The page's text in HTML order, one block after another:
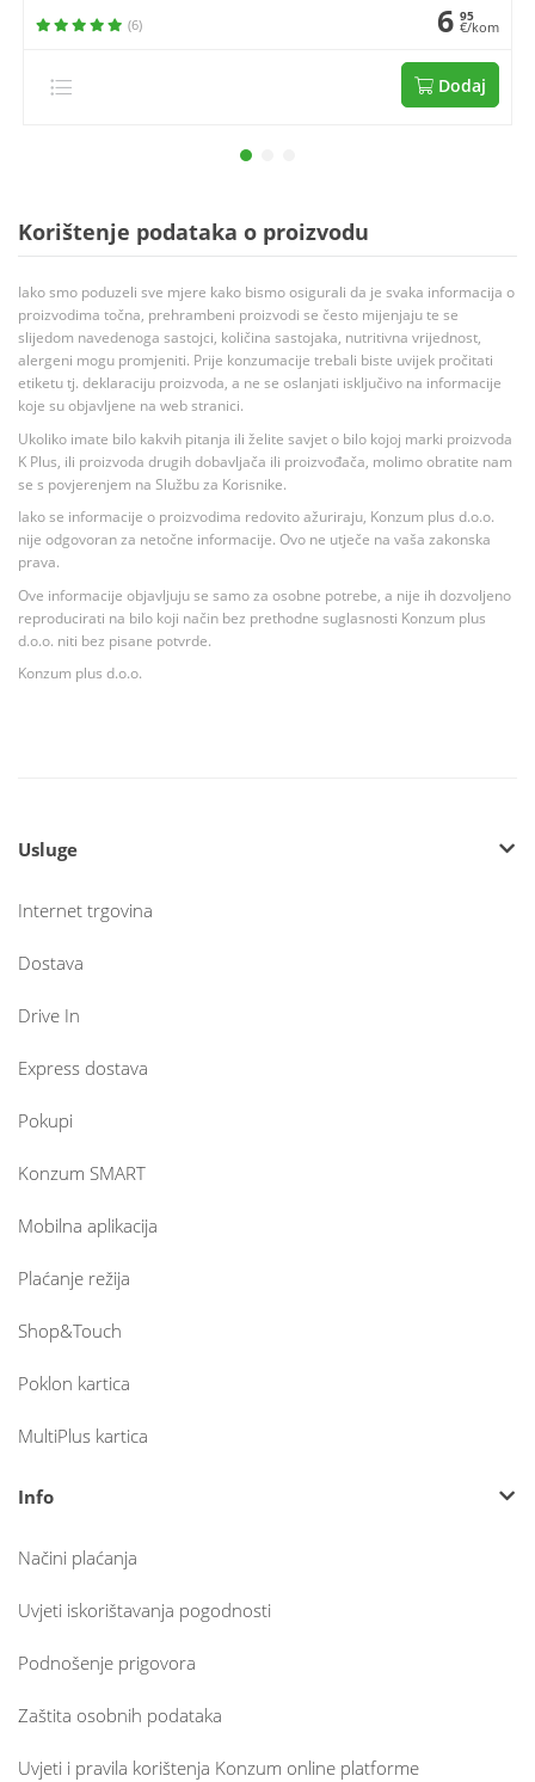
(6) 6 95
€/kom
Dodaj
Korištenje podataka o proizvodu
Iako smo poduzeli sve mjere kako bismo osigurali da je svaka informacija o
proizvodima točna, prehrambeni proizvodi se često mijenjaju te se
slijedom navedenoga sastojci, količina sastojaka, nutritivna vrijednost,
alergeni mogu promjeniti. Prije konzumacije trebali biste uvijek pročitati
etiketu tj. deklaraciju proizvoda, a ne se oslanjati isključivo na informacije
koje su objavljene na web stranici.
Ukoliko imate bilo kakvih pitanja ili želite savjet o bilo kojoj marki proizvoda
K Plus, ili proizvoda drugih dobavljača ili proizvođača, molimo obratite nam
se s povjerenjem na Službu za Korisnike.
Iako se informacije o proizvodima redovito ažuriraju, Konzum plus d.o.o.
nije odgovoran za netočne informacije. Ovo ne utječe na vaša zakonska
prava.
Ove informacije objavljuju se samo za osobne potrebe, a nije ih dozvoljeno
reproducirati na bilo koji način bez prethodne suglasnosti Konzum plus
d.o.o. niti bez pisane potvrde.
Konzum plus d.o.o.
Usluge
Internet trgovina
Dostava
Drive In
Express dostava
Pokupi
Konzum SMART
Mobilna aplikacija
Plaćanje režija
Shop&Touch
Poklon kartica
MultiPlus kartica
Info
Načini plaćanja
Uvjeti iskorištavanja pogodnosti
Podnošenje prigovora
Zaštita osobnih podataka
Uvjeti i pravila korištenja Konzum online platforme